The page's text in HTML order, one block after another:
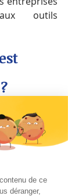
outils
de grandes
ou